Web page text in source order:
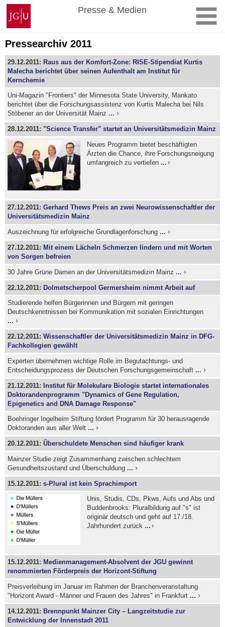
Zum
Inhalt
springen
Johannes
Gutenberg-
Universität
Mainz
Presse & Medien
Pressearchiv 2011
29.12.2011: Raus aus der Komfort-Zone: RISE-Stipendiat Kurtis
Malecha berichtet über seinen Aufenthalt am Institut für
Kernchemie
Uni-Magazin "Frontiers" der Minnesota State University, Mankato
berichtet über die Forschungsassistenz von Kurtis Malecha bei Nils
Stöbener an der Universität Mainz...
28.12.2011: "Science Transfer" startet an Universitätsmedizin Mainz
Neues Programm bietet beschäftigten
Ärzten die Chance, ihre Forschungsneigung
umfangreich zu vertiefen ...
27.12.2011:Gerhard Thews Preis an zwei Neurowissenschaftler der
Universitätsmedizin Mainz
Auszeichnung für erfolgreiche Grundlagenforschung...
27.12.2011: Mit einem Lächeln Schmerzen lindern und mit Worten
von Sorgen befreien
30 Jahre Grüne Damen an der Universitätsmedizin Mainz...
22.12.2011: Dolmetscherpool Germersheim nimmt Arbeit auf
Studierende helfen Bürgerinnen und Bürgern mit geringen
Deutschkenntnissen bei Kommunikation mit sozialen Einrichtungen
...
22.12.2011:Wissenschaftler der Universitätsmedizin Mainz in DFG-
Fachkollegien gewählt
Experten übernehmen wichtige Rolle im Begutachtungs- und
Entscheidungsprozess der Deutschen Forschungsgemeinschaft...
21.12.2011: Institut für Molekulare Biologie startet internationales
Doktorandenprogramm "Dynamics of Gene Regulation,
Epigenetics and DNA Damage Response"
Boehringer Ingelheim Stiftung fördert Programm für 30 herausragende
Doktoranden aus aller Welt...
20.12.2011:Überschuldete Menschen sind häufiger krank
Mainzer Studie zeigt Zusammenhang zwischen schlechtem
Gesundheitszustand und Überschuldung...
15.12.2011:s-Plural ist kein Sprachimport
Unis, Studis, CDs, Pkws, Aufs und Abs und
Buddenbrooks: Pluralbildung auf "s" ist
originär deutsch und geht auf 17./18.
Jahrhundert zurück ...
15.12.2011: Medienmanagement-Absolvent der JGU gewinnt
renommierten Förderpreis der Horizont-Stiftung
Preisverleihung im Januar im Rahmen der Branchenveranstaltung
"Horizont Award - Männer und Frauen des Jahres" in Frankfurt...
14.12.2011: Brennpunkt Mainzer City – Langzeitstudie zur
Entwicklung der Innenstadt 2011